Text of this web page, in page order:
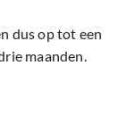
dus op tot een
maanden.